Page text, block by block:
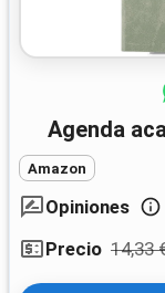
Agenda
Amazon
Opiniones
Precio 14,33